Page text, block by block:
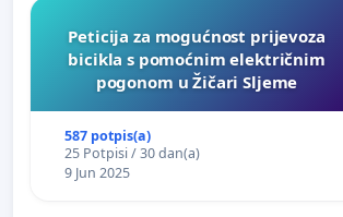
Peticija za mogućnost prijevoza
bicikla s pomoćnim električnim
pogonom u Žičari Sljeme
587 potpis(a)
25 Potpisi / 30 dan(a)
9 Jun 2025